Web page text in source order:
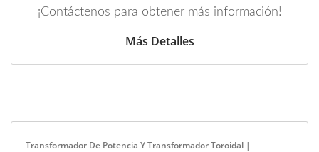
¡Contáctenos para obtener más información!
Más Detalles
Transformador De Potencia Y Transformador Toroidal |